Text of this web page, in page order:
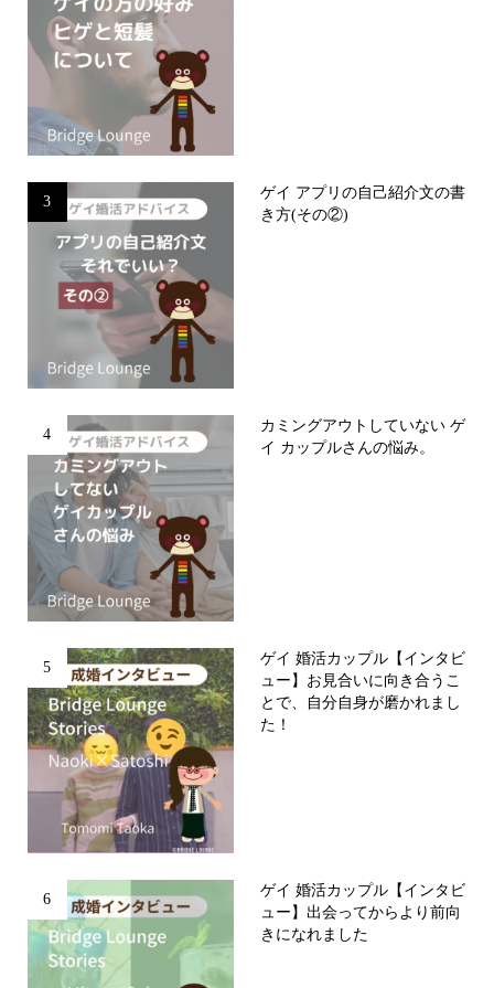
3
ゲイ アプリの自己紹介文の書
き方(その②)
4
カミングアウトしていない ゲ
イ カップルさんの悩み。
5
ゲイ 婚活カップル【インタビ
ュー】お見合いに向き合うこ
とで、自分自身が磨かれまし
た！
6
ゲイ 婚活カップル【インタビ
ュー】出会ってからより前向
きになれました